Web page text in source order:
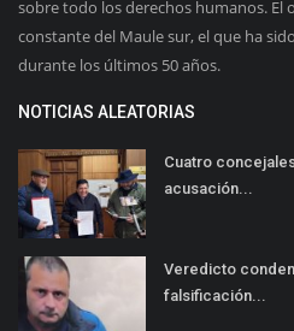
sobre todo los derechos humanos. El
constante del Maule sur, el que ha
durante los últimos 50 años.
NOTICIAS ALEATORIAS
Cuatro
acusación...
Veredicto
falsificación...